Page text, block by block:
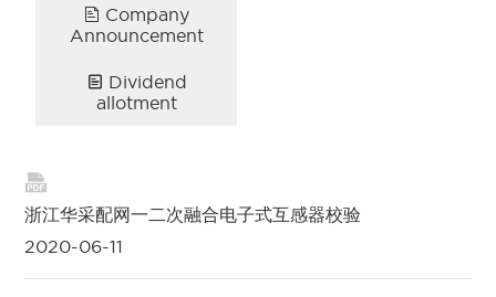
 Company
Announcement
 Dividend
allotment

浙江华采配网一二次融合电子式互感器校验
2020-06-11